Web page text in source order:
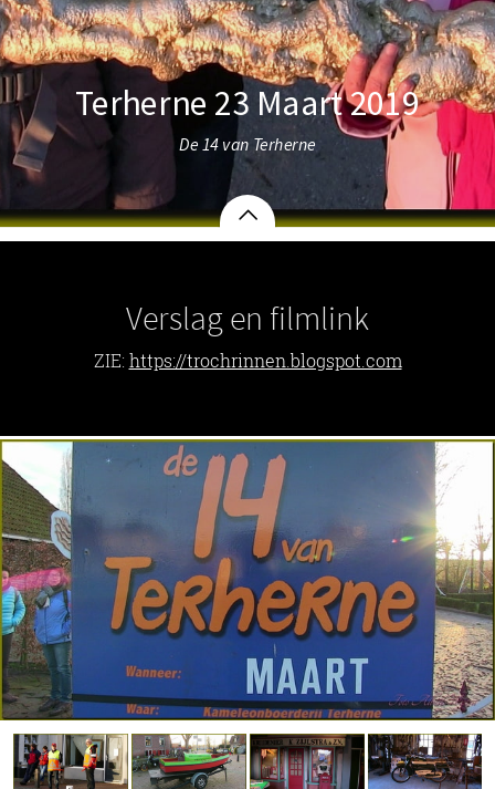
Terherne 23 Maart 2019
De 14 van Terherne
Verslag en filmlink
ZIE: https://trochrinnen.blogspot.com